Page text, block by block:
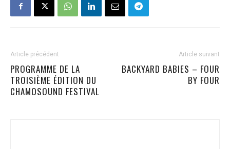
Article précédent
PROGRAMME DE LA
TROISIÈME ÉDITION DU
CHAMOSOUND FESTIVAL
Article suivant
BACKYARD BABIES – FOUR
BY FOUR